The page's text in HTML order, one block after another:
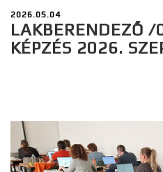
2026.05.04
LAKBERENDEZŐ
KÉPZÉS 2026.